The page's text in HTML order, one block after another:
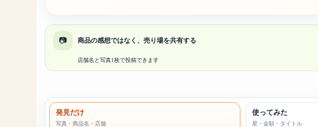
📷 商品の感想ではなく、売り場を共有する
店舗名と写真1枚で投稿できます
発見だけ
写真・商品名・店舗
使ってみた
星・金額・タイトル